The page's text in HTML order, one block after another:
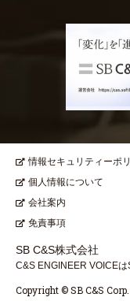
情報セキュリティーポ
個人情報について
会社案内
免責事項
SB C&S株式会社
C&S ENGINEER VOICEは
Copyright © SB C&S